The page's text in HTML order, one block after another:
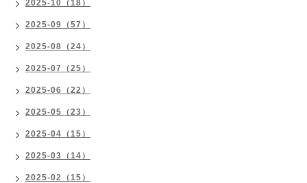
2025-10（18）
2025-09（57）
2025-08（24）
2025-07（25）
2025-06（22）
2025-05（23）
2025-04（15）
2025-03（14）
2025-02（15）